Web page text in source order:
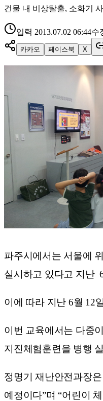
건물 내 비상탈출, 소화기
입력 2013.07.02 06:44수
카카오 페이스북 X
파주시에서는 서울에
실시하고 있다고 지난
이에 따라 지난 6월 12
이번 교육에서는 다중
지진체험훈련을 병행
정명기 재난안전과장
예정이다”며 “어린이